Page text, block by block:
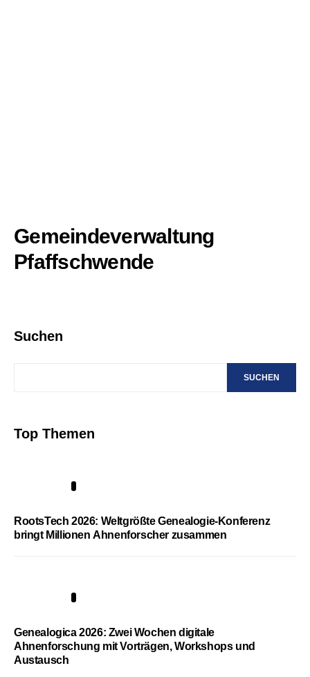
Gemeindeverwaltung
Pfaffschwende
Suchen
SUCHEN
Top Themen
RootsTech 2026: Weltgrößte Genealogie-Konferenz
bringt Millionen Ahnenforscher zusammen
Genealogica 2026: Zwei Wochen digitale
Ahnenforschung mit Vorträgen, Workshops und
Austausch